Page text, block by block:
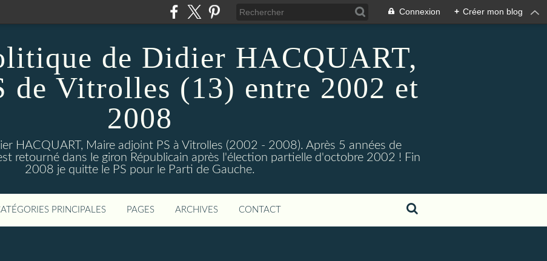
Connexion + Créer mon blog
de Didier HACQUART,
de Vitrolles (13) entre 2002 et
2008
HACQUART, Maire adjoint PS à Vitrolles (2002 - 2008). Après 5 années de
retourné dans le giron Républicain après l'élection partielle d'octobre 2002 ! Fin
2008 je quitte le PS pour le Parti de Gauche.
PRINCIPALES PAGES ARCHIVES CONTACT